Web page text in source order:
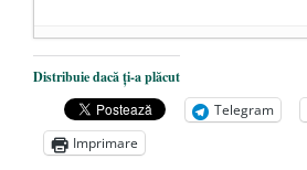
Dezvăluiri cutremurătoare
președintele Ucrainei,
Zelensky
- 13 mai 2026
Statul care servește Națiunea
Distribuie dacă ți-a plăcut
Telegram
Imprimare